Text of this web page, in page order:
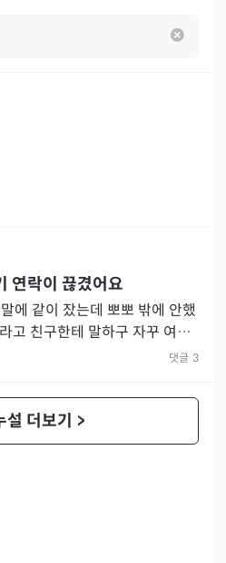
연락이 끊겼어요
에 같이 잤는데 뽀뽀 밖에 안했
고 친구한테 말하구 자꾸 여지
무 줬는지 어제 3번 봤
댓글 3
설 더보기 >